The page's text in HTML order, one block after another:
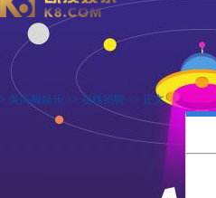
> 美高梅娱乐 >> 在线招聘 >> 正文